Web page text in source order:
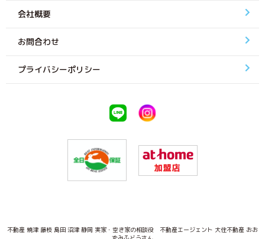
会社概要
お問合わせ
プライバシーポリシー
不動産 焼津 藤枝 島田 沼津 静岡 実家・空き家の相談役 不動産エージェント 大住不動産 おお